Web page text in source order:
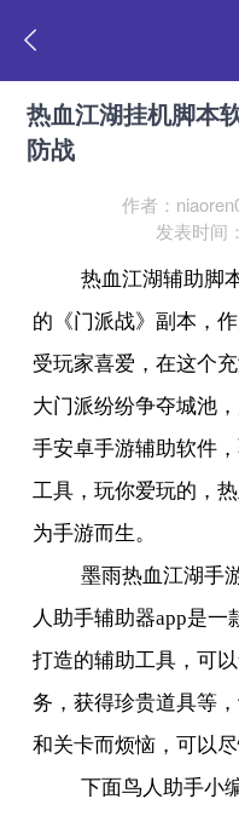
热血江湖挂机脚本
防战
作者：
发表时间
热血江湖辅助脚
的《门派战》副本，
受玩家喜爱，在这个
大门派纷纷争夺城池
手安卓手游辅助软件
工具，玩你爱玩的，
为手游而生。
墨雨热血江湖手
人助手辅助器app是一
打造的辅助工具，可
务，获得珍贵道具等
和关卡而烦恼，可以
下面鸟人助手小